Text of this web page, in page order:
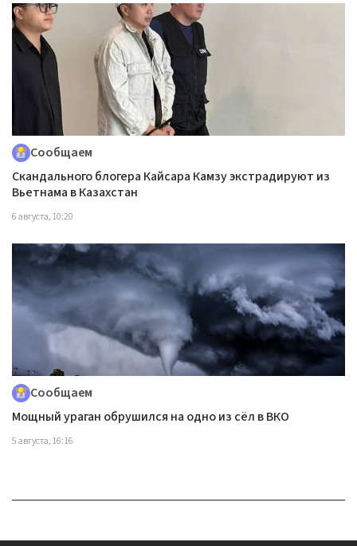
Сообщаем
Скандального блогера Кайсара Камзу экстрадируют из
Вьетнама в Казахстан
6 августа, 10:20
Сообщаем
Мощный ураган обрушился на одно из сёл в ВКО
5 августа, 16:16